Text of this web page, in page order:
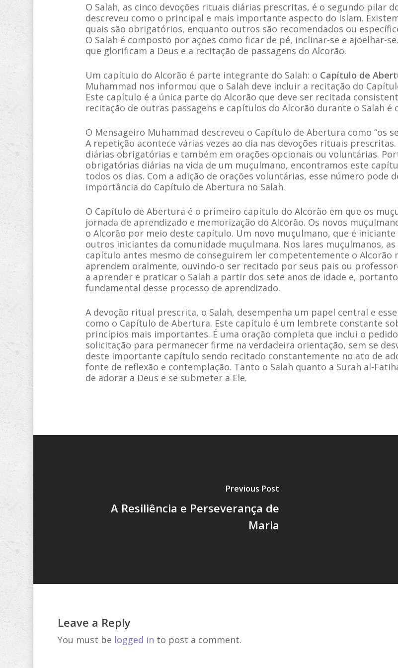
O Salah, as cinco devoções rituais diárias prescritas, é o segundo pilar
descreveu como o principal e mais importante aspecto do Islam.
quais são obrigatórios, enquanto outros são recomendados ou
O Salah é composto por ações como ficar de pé, inclinar-se e ajoelhar-
que glorificam a Deus e a recitação de passagens do Alcorão.
Um capítulo do Alcorão é parte integrante do Salah: o Capítulo de
Muhammad nos informou que o Salah deve incluir a recitação do
Este capítulo é a única parte do Alcorão que deve ser recitada
recitação de outras passagens e capítulos do Alcorão durante o Salah é
O Mensageiro Muhammad descreveu o Capítulo de Abertura como “os
A repetição acontece várias vezes ao dia nas devoções rituais
diárias obrigatórias e também em orações opcionais ou voluntárias.
obrigatórias diárias na vida de um muçulmano, encontramos este
todos os dias. Com a adição de orações voluntárias, esse número pode
importância do Capítulo de Abertura no Salah.
O Capítulo de Abertura é o primeiro capítulo do Alcorão em que os
jornada de aprendizado e memorização do Alcorão. Os novos
o Alcorão por meio deste capítulo. Um novo muçulmano, que é
outros iniciantes da comunidade muçulmana. Nos lares muçulmanos,
capítulo antes mesmo de conseguirem ler competentemente o Alcorão
aprendem oralmente, ouvindo-o ser recitado por seus pais ou
a aprender e praticar o Salah a partir dos sete anos de idade e,
fundamental desse processo de aprendizado.
A devoção ritual prescrita, o Salah, desempenha um papel central e
como o Capítulo de Abertura. Este capítulo é um lembrete constante
princípios mais importantes. É uma oração completa que inclui o
solicitação para permanecer firme na verdadeira orientação, sem se
deste importante capítulo sendo recitado constantemente no ato de
fonte de reflexão e contemplação. Tanto o Salah quanto a Surah al-
de adorar a Deus e se submeter a Ele.
Previous Post
A Resiliência e Perseverança de
Maria
Leave a Reply
You must be logged in to post a comment.